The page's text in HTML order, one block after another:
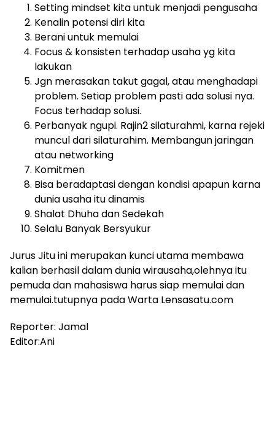
Setting mindset kita untuk menjadi pengusaha
Kenalin potensi diri kita
Berani untuk memulai
Focus & konsisten terhadap usaha yg kita
lakukan
Jgn merasakan takut gagal, atau menghadapi
problem. Setiap problem pasti ada solusi nya.
Focus terhadap solusi.
Perbanyak ngupi. Rajin2 silaturahmi, karna rejeki
muncul dari silaturahim. Membangun jaringan
atau networking
Komitmen
Bisa beradaptasi dengan kondisi apapun karna
dunia usaha itu dinamis
Shalat Dhuha dan Sedekah
Selalu Banyak Bersyukur
Jurus Jitu ini merupakan kunci utama membawa
kalian berhasil dalam dunia wirausaha,olehnya itu
pemuda dan mahasiswa harus siap memulai dan
memulai.tutupnya pada Warta Lensasatu.com
Reporter: Jamal
Editor:Ani